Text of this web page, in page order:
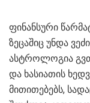
ფინანსური
ზეცაშიც უნდა
ასტროლოგია
და ხასიათის
მითითებებს,